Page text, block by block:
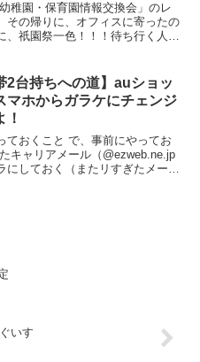
稚園・保育園情報交換会」のレ
その帰りに、オフィスに寄ったの
、祇園祭一色！！！待ち行く人
2台持ちへの道】auショッ
マホからガラケにチェンジ
！
ておくこと で、事前にやってお
キャリアメール（@ezweb.ne.jp
しておく（またリすぎたメール
いす